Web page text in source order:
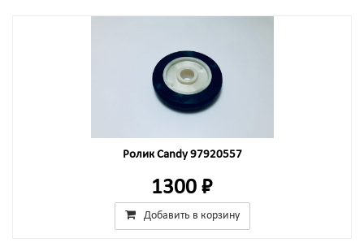
Ролик Candy 97920557
1300 ₽
Добавить в корзину